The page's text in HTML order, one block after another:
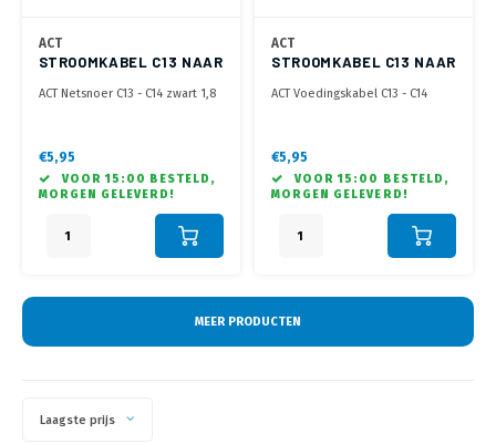
ACT
STROOMKABEL C13 NAAR
ACT Netsnoer C13 - C14 zwart 1,8
€5,95
VOOR 15:00 BESTELD,
MORGEN GELEVERD!
ACT
STROOMKABEL C13 NAAR
ACT Voedingskabel C13 - C14
€5,95
VOOR 15:00 BESTELD,
MORGEN GELEVERD!
MEER PRODUCTEN
Laagste prijs